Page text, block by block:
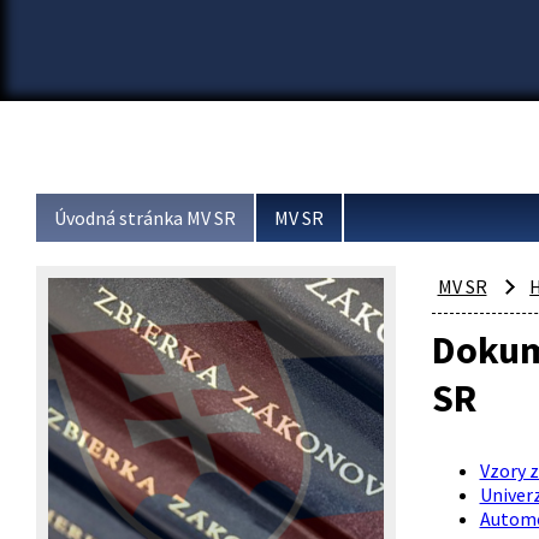
Úvodná stránka MV SR MV SR
MV SR
SR
Vzory